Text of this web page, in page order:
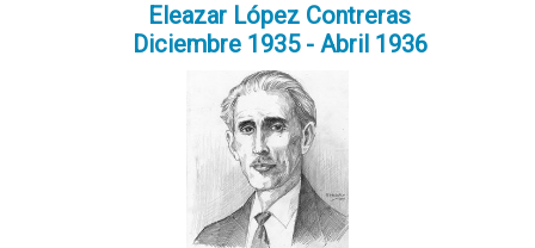
Eleazar López Contreras
Diciembre 1935 - Abril 1936